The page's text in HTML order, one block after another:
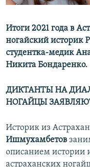
Все сайты РСЕ/РС
Итоги 2021 года в
ногайский историк
студентка-медик
Никита Бондаренко.
ДИКТАНТЫ НА
НОГАЙЦЫ
Историк из
Ишмухамбетов
описанием истории
астраханских